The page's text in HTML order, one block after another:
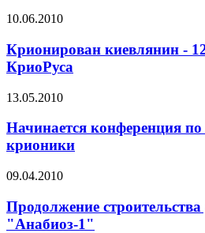
10.06.2010
Крионирован киевлянин -
КриоРуса
13.05.2010
Начинается конференция
крионики
09.04.2010
Продолжение
"Анабиоз-1"